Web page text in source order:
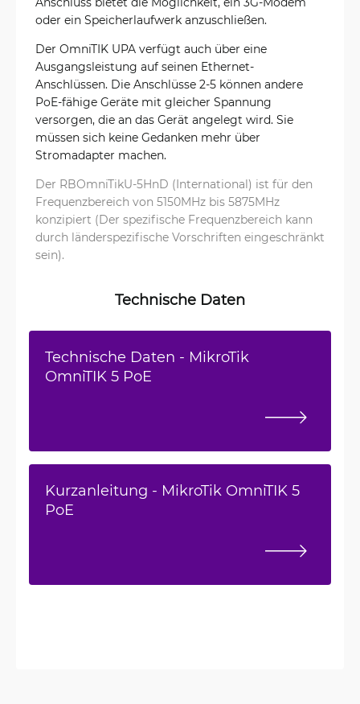
oder ein Speicherlaufwerk anzuschließen.
Der OmniTIK UPA verfügt auch über eine
Ausgangsleistung auf seinen Ethernet-
Anschlüssen. Die Anschlüsse 2-5 können andere
PoE-fähige Geräte mit gleicher Spannung
versorgen, die an das Gerät angelegt wird. Sie
müssen sich keine Gedanken mehr über
Stromadapter machen.
Der RBOmniTikU-5HnD (International) ist für den
Frequenzbereich von 5150MHz bis 5875MHz
konzipiert (Der spezifische Frequenzbereich kann
durch länderspezifische Vorschriften eingeschränkt
sein).
Technische Daten
Technische Daten - MikroTik
OmniTIK 5 PoE
Kurzanleitung - MikroTik OmniTIK 5
PoE